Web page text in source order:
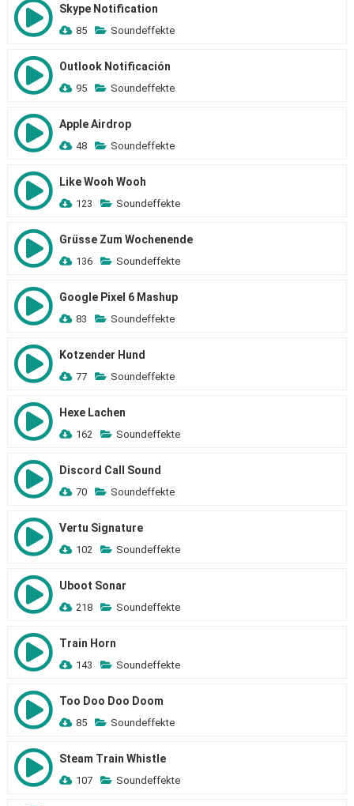
Skype Notification
85 Soundeffekte
Outlook Notificación
95 Soundeffekte
Apple Airdrop
48 Soundeffekte
Like Wooh Wooh
123 Soundeffekte
Grüsse Zum Wochenende
136 Soundeffekte
Google Pixel 6 Mashup
83 Soundeffekte
Kotzender Hund
77 Soundeffekte
Hexe Lachen
162 Soundeffekte
Discord Call Sound
70 Soundeffekte
Vertu Signature
102 Soundeffekte
Uboot Sonar
218 Soundeffekte
Train Horn
143 Soundeffekte
Too Doo Doo Doom
85 Soundeffekte
Steam Train Whistle
107 Soundeffekte